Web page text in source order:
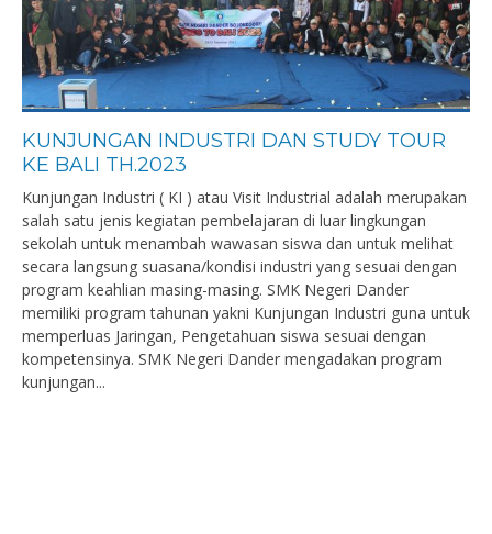
KUNJUNGAN INDUSTRI DAN STUDY TOUR
KE BALI TH.2023
Kunjungan Industri ( KI ) atau Visit Industrial adalah merupakan
salah satu jenis kegiatan pembelajaran di luar lingkungan
sekolah untuk menambah wawasan siswa dan untuk melihat
secara langsung suasana/kondisi industri yang sesuai dengan
program keahlian masing-masing. SMK Negeri Dander
memiliki program tahunan yakni Kunjungan Industri guna untuk
memperluas Jaringan, Pengetahuan siswa sesuai dengan
kompetensinya. SMK Negeri Dander mengadakan program
kunjungan...